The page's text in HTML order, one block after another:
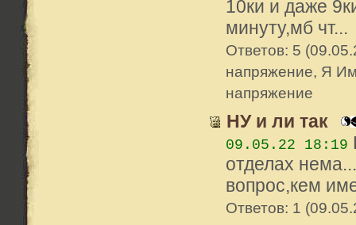
10ки и даже
минуту,мб чт...
Ответов: 5
напряжение, Я
напряжение
НУ и ли так
09.05.22 18:19
отделах
вопрос,кем
Ответов: 1